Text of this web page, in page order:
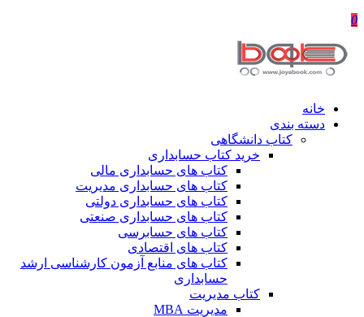
0
خانه
دسته بندی
کتاب دانشگاهی
خرید کتاب حسابداری
کتاب های حسابداری مالی
کتاب های حسابداری مدیریت
کتاب های حسابداری دولتی
کتاب های حسابداری صنعتی
کتاب های حسابرسی
کتاب های اقتصادی
کتاب های منابع آزمون کارشناسی ارشد
حسابداری
کتاب مدیریت
مدیریت MBA